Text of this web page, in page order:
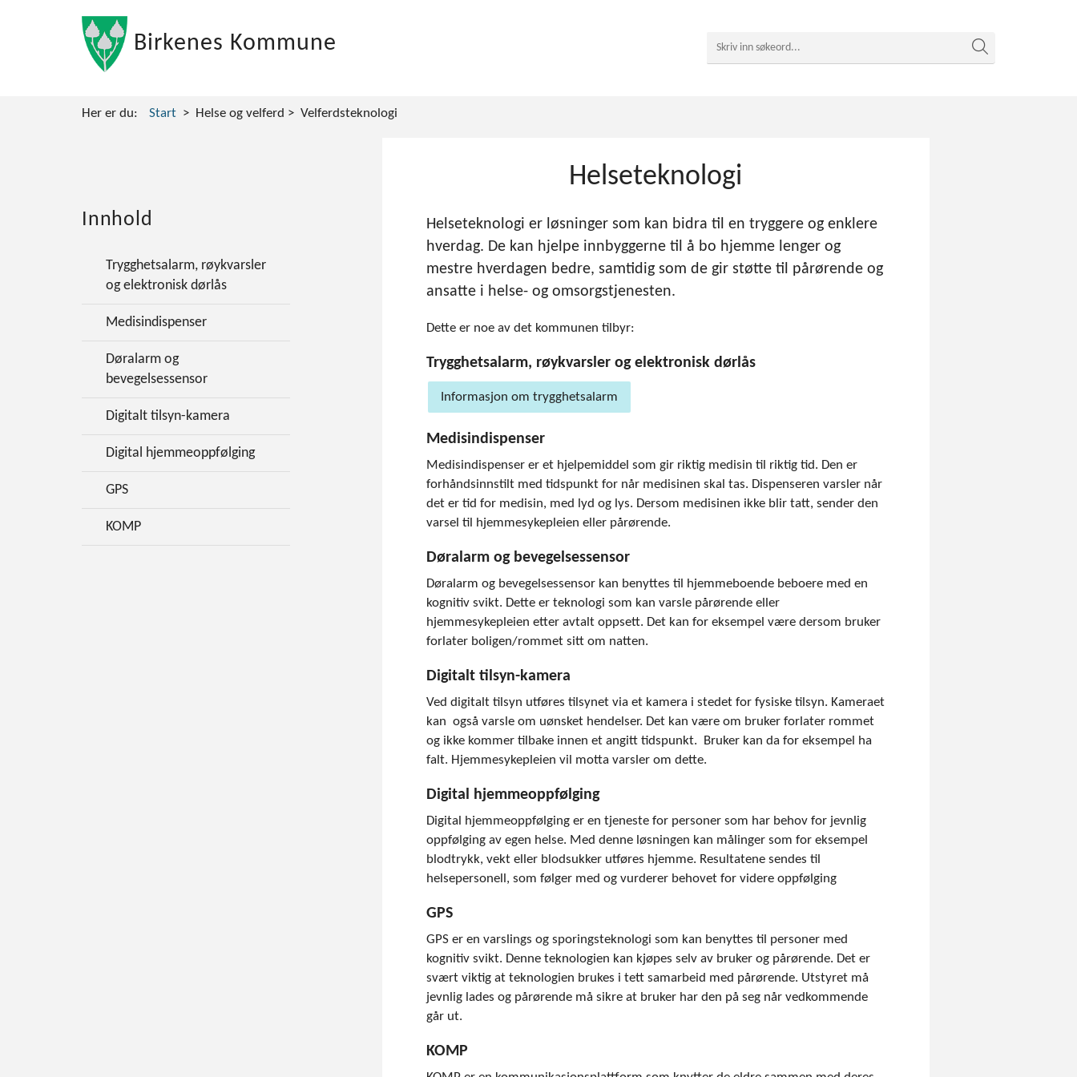
Birkenes Kommune
Her er du: Start Helse og velferd Velferdsteknologi
Helseteknologi
Innhold
Trygghetsalarm, røykvarsler
og elektronisk dørlås
Medisindispenser
Døralarm og
bevegelsessensor
Digitalt tilsyn-kamera
Digital hjemmeoppfølging
GPS
KOMP
Helseteknologi er løsninger som kan bidra til en tryggere og enklere
hverdag. De kan hjelpe innbyggerne til å bo hjemme lenger og
mestre hverdagen bedre, samtidig som de gir støtte til pårørende og
ansatte i helse- og omsorgstjenesten.
Dette er noe av det kommunen tilbyr:
Trygghetsalarm, røykvarsler og elektronisk dørlås
Informasjon om trygghetsalarm
Medisindispenser
Medisindispenser er et hjelpemiddel som gir riktig medisin til riktig tid. Den er
forhåndsinnstilt med tidspunkt for når medisinen skal tas. Dispenseren varsler når
det er tid for medisin, med lyd og lys. Dersom medisinen ikke blir tatt, sender den
varsel til hjemmesykepleien eller pårørende.
Døralarm og bevegelsessensor
Døralarm og bevegelsessensor kan benyttes til hjemmeboende beboere med en
kognitiv svikt. Dette er teknologi som kan varsle pårørende eller
hjemmesykepleien etter avtalt oppsett. Det kan for eksempel være dersom bruker
forlater boligen/rommet sitt om natten.
Digitalt tilsyn-kamera
Ved digitalt tilsyn utføres tilsynet via et kamera i stedet for fysiske tilsyn. Kameraet
kan også varsle om uønsket hendelser. Det kan være om bruker forlater rommet
og ikke kommer tilbake innen et angitt tidspunkt. Bruker kan da for eksempel ha
falt. Hjemmesykepleien vil motta varsler om dette.
Digital hjemmeoppfølging
Digital hjemmeoppfølging er en tjeneste for personer som har behov for jevnlig
oppfølging av egen helse. Med denne løsningen kan målinger som for eksempel
blodtrykk, vekt eller blodsukker utføres hjemme. Resultatene sendes til
helsepersonell, som følger med og vurderer behovet for videre oppfølging
GPS
GPS er en varslings og sporingsteknologi som kan benyttes til personer med
kognitiv svikt. Denne teknologien kan kjøpes selv av bruker og pårørende. Det er
svært viktig at teknologien brukes i tett samarbeid med pårørende. Utstyret må
jevnlig lades og pårørende må sikre at bruker har den på seg når vedkommende
går ut.
KOMP